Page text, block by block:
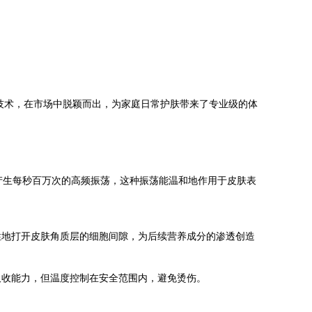
，在市场中脱颖而出，为家庭日常护肤带来了专业级的体
每秒百万次的高频振荡，这种振荡能温和地作用于皮肤表
打开皮肤角质层的细胞间隙，为后续营养成分的渗透创造
能力，但温度控制在安全范围内，避免烫伤。